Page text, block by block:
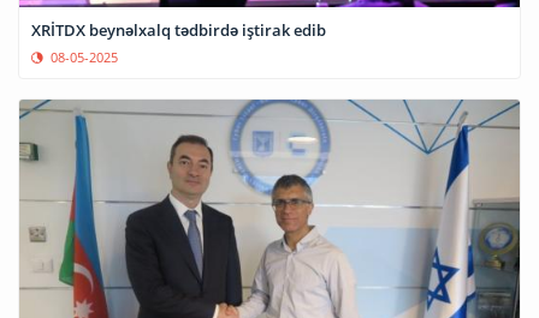
XRİTDX beynəlxalq tədbirdə iştirak edib
08-05-2025